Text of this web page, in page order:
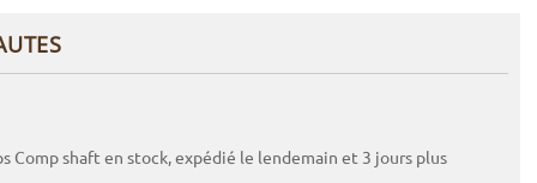
Comp shaft en stock, expédié le lendemain et 3 jours plus